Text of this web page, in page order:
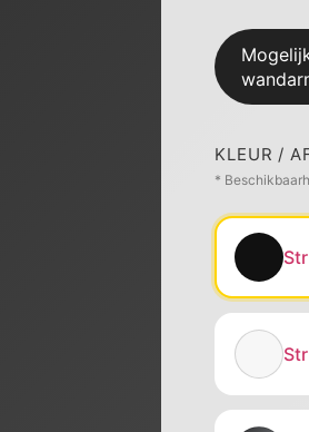
KLEUR /
*